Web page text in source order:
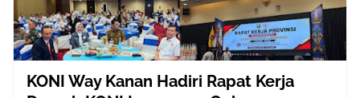
KONI Way Kanan Hadiri Rapat Kerja